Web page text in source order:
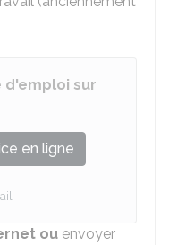
d'emploi sur
en ligne
ou envoyer